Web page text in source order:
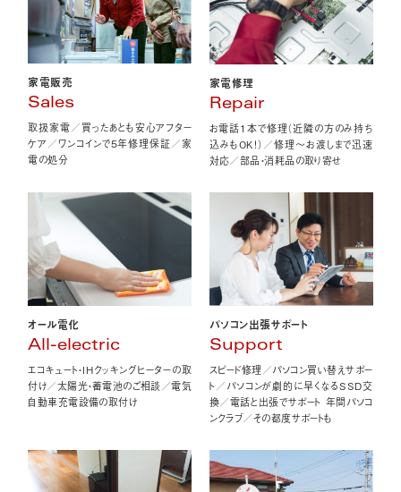
家電販売
Sales
取扱家電／買ったあとも安心アフター
ケア／ワンコインで5年修理保証／家
電の処分
家電修理
Repair
お電話1本で修理（近隣の方のみ持ち
込みもOK！）／修理〜お渡しまで迅速
対応／部品・消耗品の取り寄せ
オール電化
All-electric
エコキュート・IHクッキングヒーターの取
付け／太陽光・蓄電池のご相談／電気
自動車充電設備の取付け
パソコン出張サポート
Support
スピード修理／パソコン買い替えサポー
ト／パソコンが劇的に早くなるSSD交
換／電話と出張でサポート 年間パソコ
ンクラブ／その都度サポートも